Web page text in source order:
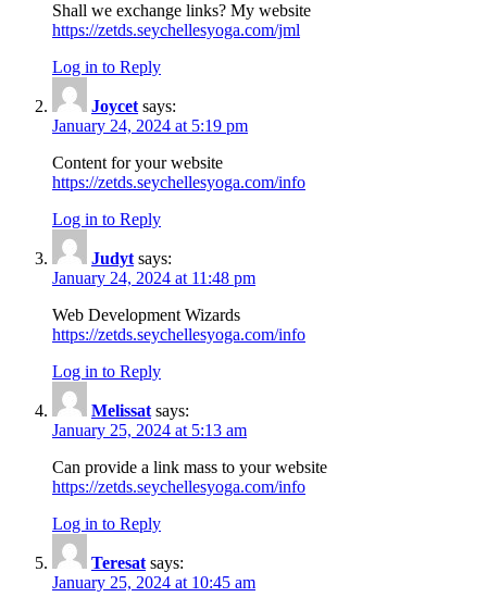
Shall we exchange links? My website
https://zetds.seychellesyoga.com/jml
Log in to Reply
Joycet says:
January 24, 2024 at 5:19 pm
Content for your website
https://zetds.seychellesyoga.com/info
Log in to Reply
Judyt says:
January 24, 2024 at 11:48 pm
Web Development Wizards
https://zetds.seychellesyoga.com/info
Log in to Reply
Melissat says:
January 25, 2024 at 5:13 am
Can provide a link mass to your website
https://zetds.seychellesyoga.com/info
Log in to Reply
Teresat says:
January 25, 2024 at 10:45 am